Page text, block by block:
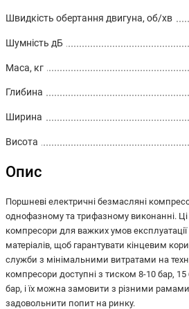
Швидкість обертання двигуна, об/хв
Шумність дБ
Маса, кг
Глибина
Ширина
Висота
Опис
Поршневі електричні безмасляні
однофазному та трифазному виконанні. Ці
компресори для важких умов
матеріалів, щоб гарантувати кінцевим
служби з мінімальними витратами на
компресори доступні з тиском 8-10 бар,
бар, і їх можна замовити з різними
задовольнити попит на ринку.